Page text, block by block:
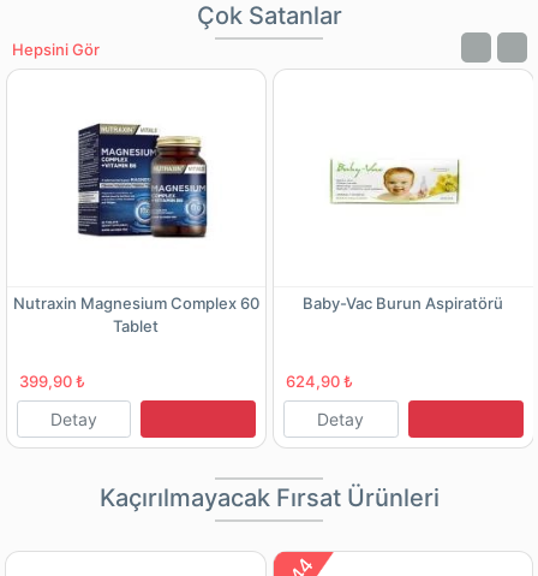
Çok Satanlar
Hepsini Gör
Nutraxin Magnesium Complex 60
Tablet
399,90 ₺
Detay
Baby-Vac Burun Aspiratörü
624,90 ₺
Detay
Kaçırılmayacak Fırsat Ürünleri